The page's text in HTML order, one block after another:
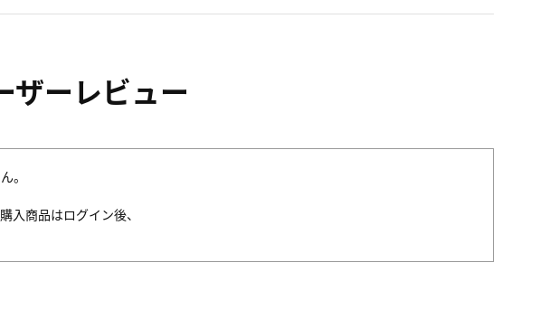
ザーレビュー
。
入商品はログイン後、